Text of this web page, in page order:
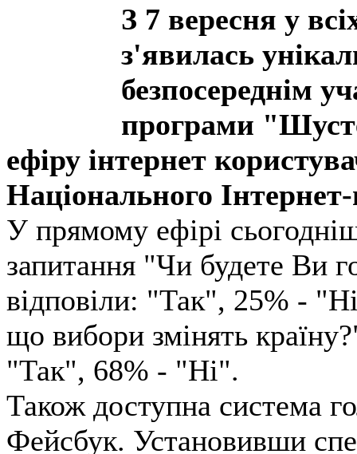
З 7 вересня у
з'явилась
безпосереднім
програми
ефіру інтернет
Національного
У прямому ефірі
запитання "Чи будете Ви
відповіли: "Так", 25% -
що вибори змінять
"Так", 68% - "Ні".
Також доступна система
Фейсбук. Установивши